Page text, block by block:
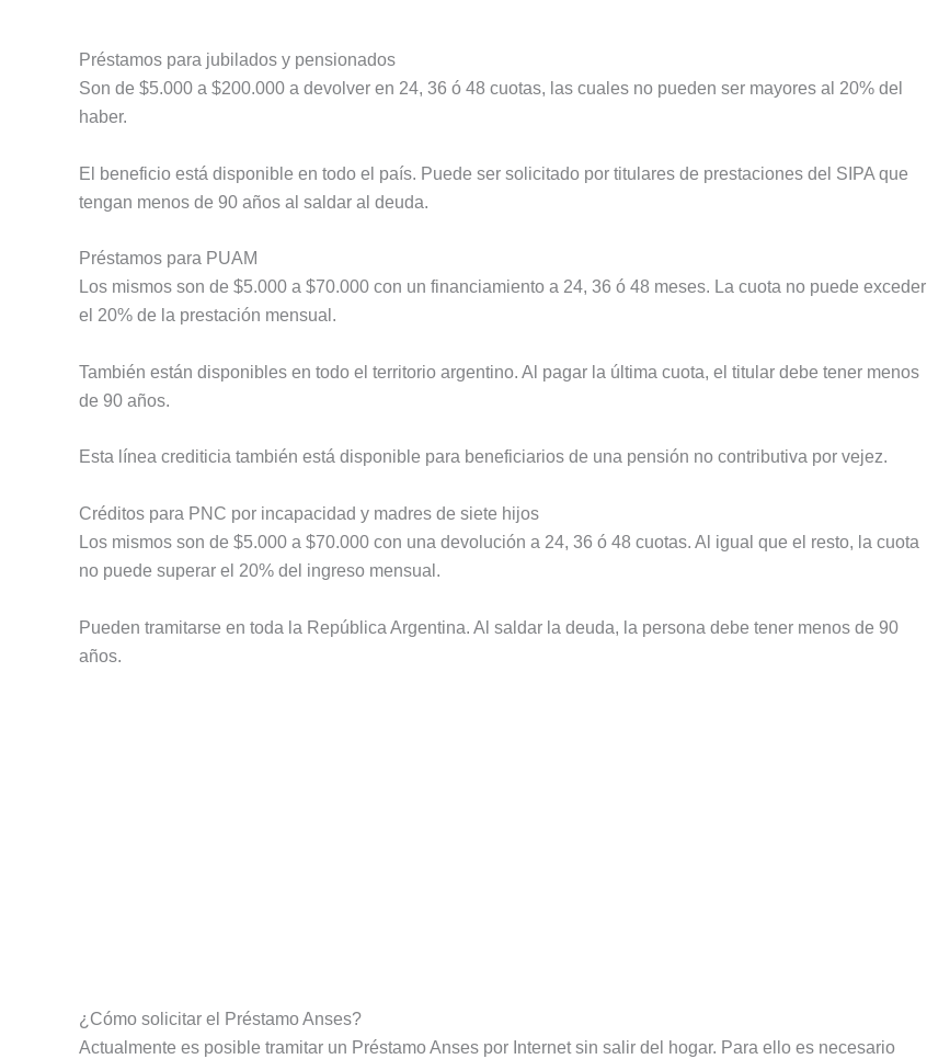
Préstamos para jubilados y pensionados
Son de $5.000 a $200.000 a devolver en 24, 36 ó 48 cuotas, las cuales no pueden ser mayores al 20% del
haber.
El beneficio está disponible en todo el país. Puede ser solicitado por titulares de prestaciones del SIPA que
tengan menos de 90 años al saldar al deuda.
Préstamos para PUAM
Los mismos son de $5.000 a $70.000 con un financiamiento a 24, 36 ó 48 meses. La cuota no puede exceder
el 20% de la prestación mensual.
También están disponibles en todo el territorio argentino. Al pagar la última cuota, el titular debe tener menos
de 90 años.
Esta línea crediticia también está disponible para beneficiarios de una pensión no contributiva por vejez.
Créditos para PNC por incapacidad y madres de siete hijos
Los mismos son de $5.000 a $70.000 con una devolución a 24, 36 ó 48 cuotas. Al igual que el resto, la cuota
no puede superar el 20% del ingreso mensual.
Pueden tramitarse en toda la República Argentina. Al saldar la deuda, la persona debe tener menos de 90
años.
¿Cómo solicitar el Préstamo Anses?
Actualmente es posible tramitar un Préstamo Anses por Internet sin salir del hogar. Para ello es necesario